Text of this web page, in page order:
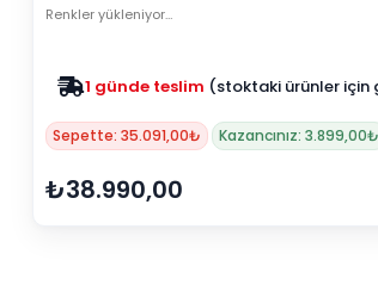
Renkler yükleniyor…
1 günde teslim (stoktaki ürünler için
Sepette: 35.091,00₺ Kazancınız: 3.899,00₺
₺38.990,00